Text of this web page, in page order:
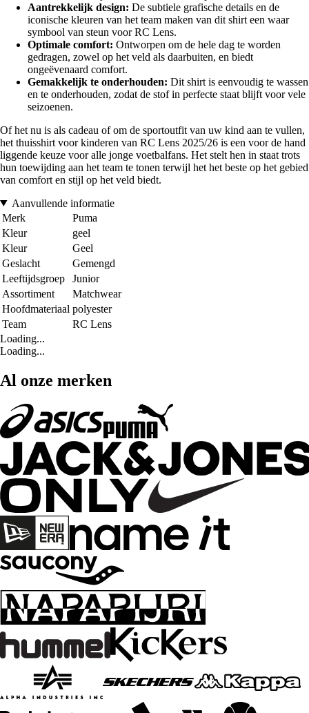
Aantrekkelijk design: De subtiele grafische details en de
iconische kleuren van het team maken van dit shirt een waar
symbool van steun voor RC Lens.
Optimale comfort: Ontworpen om de hele dag te worden
gedragen, zowel op het veld als daarbuiten, en biedt
ongeëvenaard comfort.
Gemakkelijk te onderhouden: Dit shirt is eenvoudig te wassen
en te onderhouden, zodat de stof in perfecte staat blijft voor vele
seizoenen.
Of het nu is als cadeau of om de sportoutfit van uw kind aan te vullen,
het thuisshirt voor kinderen van RC Lens 2025/26 is een voor de hand
liggende keuze voor alle jonge voetbalfans. Het stelt hen in staat trots
hun toewijding aan het team te tonen terwijl het het beste op het gebied
van comfort en stijl op het veld biedt.
Aanvullende informatie
Merk
Puma
Kleur
geel
Kleur
Geel
Geslacht
Gemengd
Leeftijdsgroep
Junior
Assortiment
Matchwear
Hoofdmateriaal polyester
Team
RC Lens
Loading...
Loading...
Al onze merken